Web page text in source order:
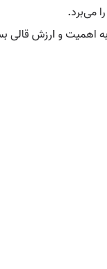
می‌برد.
اهمیت و ارزش قالی